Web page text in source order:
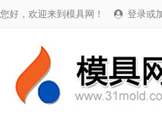
您好，欢迎来到模具网！  登录或